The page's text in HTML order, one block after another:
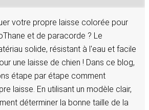
votre propre laisse colorée pour
et de paracorde ? Le
solide, résistant à l'eau et facile
une laisse de chien ! Dans ce blog,
étape par étape comment
laisse. En utilisant un modèle clair,
déterminer la bonne taille de la